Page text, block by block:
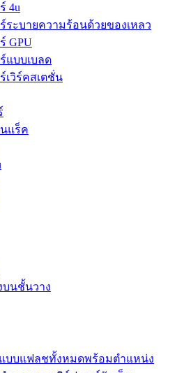
4u
ร์ระบายความร้อนด้วยของเหลว
GPU
แบบเบลด
เวิร์คสเตชั่น
แร็ค
บนชั้นวาง